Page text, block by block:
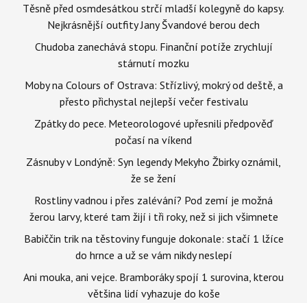
Těsně před osmdesátkou strčí mladší kolegyně do kapsy.
Nejkrásnější outfity Jany Švandové berou dech
Chudoba zanechává stopu. Finanční potíže zrychlují
stárnutí mozku
Moby na Colours of Ostrava: Střízlivý, mokrý od deště, a
přesto přichystal nejlepší večer festivalu
Zpátky do pece. Meteorologové upřesnili předpověď
počasí na víkend
Zásnuby v Londýně: Syn legendy Mekyho Žbirky oznámil,
že se žení
Rostliny vadnou i přes zalévání? Pod zemí je možná
žerou larvy, které tam žijí i tři roky, než si jich všimnete
Babiččin trik na těstoviny funguje dokonale: stačí 1 lžíce
do hrnce a už se vám nikdy neslepí
Ani mouka, ani vejce. Bramboráky spojí 1 surovina, kterou
většina lidí vyhazuje do koše